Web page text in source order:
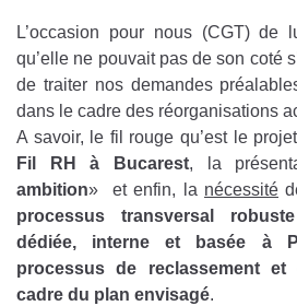
L’occasion pour nous (CGT) de
qu’elle ne pouvait pas de son coté
de traiter nos demandes
dans le cadre des réorganisations
A savoir, le fil rouge qu’est le
Fil RH à Bucarest, la
ambition» et enfin, la nécessité
processus transversal
dédiée, interne et basée à
processus de reclassement
cadre du plan envisagé.